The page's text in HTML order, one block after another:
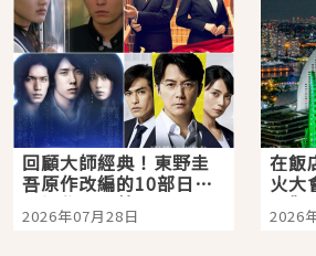
回顧大師經典！東野圭
吾原作改編的10部日本
影視作品推薦
2026年07月28日
在飯
火大
景
人擠
2026